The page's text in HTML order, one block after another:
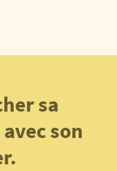
sa
son